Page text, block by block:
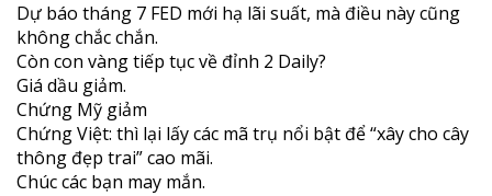
Dự báo tháng 7 FED mới hạ lãi suất, mà điều này cũng
không chắc chắn.
Còn con vàng tiếp tục về đỉnh 2 Daily?
Giá dầu giảm.
Chứng Mỹ giảm
Chứng Việt: thì lại lấy các mã trụ nổi bật để “xây cho cây
thông đẹp trai” cao mãi.
Chúc các bạn may mắn.